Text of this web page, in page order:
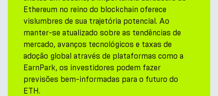
Ethereum no reino do blockchain oferece
vislumbres de sua trajetória potencial. Ao
manter-se atualizado sobre as tendências de
mercado, avanços tecnológicos e taxas de
adoção global através de plataformas como a
EarnPark, os investidores podem fazer
previsões bem-informadas para o futuro do
ETH.